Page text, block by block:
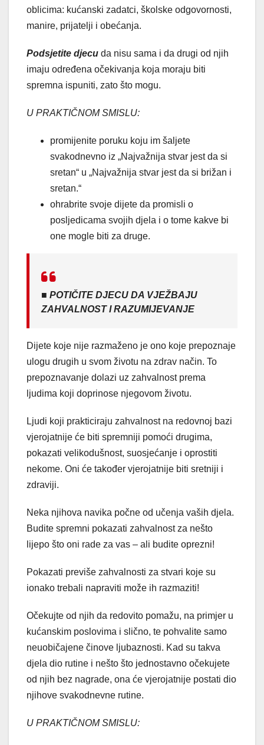
oblicima: kućanski zadatci, školske odgovornosti,
manire, prijatelji i obećanja.
Podsjetite djecu da nisu sama i da drugi od njih
imaju određena očekivanja koja moraju biti
spremna ispuniti, zato što mogu.
U PRAKTIČNOM SMISLU:
promijenite poruku koju im šaljete
svakodnevno iz „Najvažnija stvar jest da si
sretan“ u „Najvažnija stvar jest da si brižan i
sretan.“
ohrabrite svoje dijete da promisli o
posljedicama svojih djela i o tome kakve bi
one mogle biti za druge.
■ POTIČITE DJECU DA VJEŽBAJU
ZAHVALNOST I RAZUMIJEVANJE
Dijete koje nije razmaženo je ono koje prepoznaje
ulogu drugih u svom životu na zdrav način. To
prepoznavanje dolazi uz zahvalnost prema
ljudima koji doprinose njegovom životu.
Ljudi koji prakticiraju zahvalnost na redovnoj bazi
vjerojatnije će biti spremniji pomoći drugima,
pokazati velikodušnost, suosjećanje i oprostiti
nekome. Oni će također vjerojatnije biti sretniji i
zdraviji.
Neka njihova navika počne od učenja vaših djela.
Budite spremni pokazati zahvalnost za nešto
lijepo što oni rade za vas – ali budite oprezni!
Pokazati previše zahvalnosti za stvari koje su
ionako trebali napraviti može ih razmaziti!
Očekujte od njih da redovito pomažu, na primjer u
kućanskim poslovima i slično, te pohvalite samo
neuobičajene činove ljubaznosti. Kad su takva
djela dio rutine i nešto što jednostavno očekujete
od njih bez nagrade, ona će vjerojatnije postati dio
njihove svakodnevne rutine.
U PRAKTIČNOM SMISLU: